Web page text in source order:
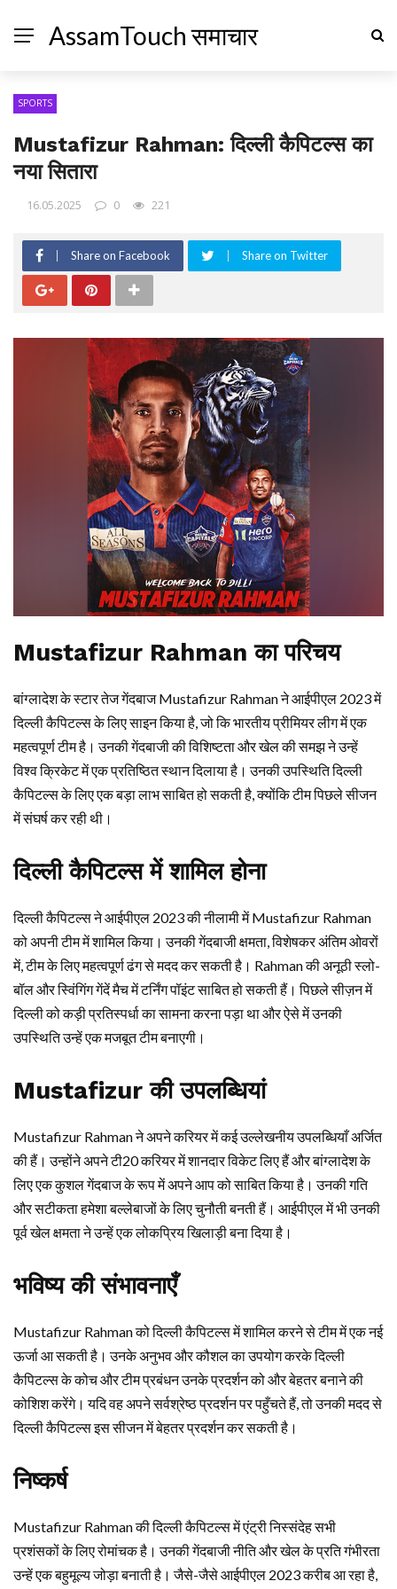
AssamTouch समाचार
SPORTS
Mustafizur Rahman: दिल्ली कैपिटल्स का
नया सितारा
16.05.2025 0 221
Share on Facebook Share on Twitter
Mustafizur Rahman का परिचय
बांग्लादेश के स्टार तेज गेंदबाज Mustafizur Rahman ने आईपीएल 2023 में
दिल्ली कैपिटल्स के लिए साइन किया है, जो कि भारतीय प्रीमियर लीग में एक
महत्वपूर्ण टीम है। उनकी गेंदबाजी की विशिष्टता और खेल की समझ ने उन्हें
विश्व क्रिकेट में एक प्रतिष्ठित स्थान दिलाया है। उनकी उपस्थिति दिल्ली
कैपिटल्स के लिए एक बड़ा लाभ साबित हो सकती है, क्योंकि टीम पिछले सीजन
में संघर्ष कर रही थी।
दिल्ली कैपिटल्स में शामिल होना
दिल्ली कैपिटल्स ने आईपीएल 2023 की नीलामी में Mustafizur Rahman
को अपनी टीम में शामिल किया। उनकी गेंदबाजी क्षमता, विशेषकर अंतिम ओवरों
में, टीम के लिए महत्वपूर्ण ढंग से मदद कर सकती है। Rahman की अनूठी स्लो-
बॉल और स्विंगिंग गेंदें मैच में टर्निंग पॉइंट साबित हो सकती हैं। पिछले सीज़न में
दिल्ली को कड़ी प्रतिस्पर्धा का सामना करना पड़ा था और ऐसे में उनकी
उपस्थिति उन्हें एक मजबूत टीम बनाएगी।
Mustafizur की उपलब्धियां
Mustafizur Rahman ने अपने करियर में कई उल्लेखनीय उपलब्धियाँ अर्जित
की हैं। उन्होंने अपने टी20 करियर में शानदार विकेट लिए हैं और बांग्लादेश के
लिए एक कुशल गेंदबाज के रूप में अपने आप को साबित किया है। उनकी गति
और सटीकता हमेशा बल्लेबाजों के लिए चुनौती बनती हैं। आईपीएल में भी उनकी
पूर्व खेल क्षमता ने उन्हें एक लोकप्रिय खिलाड़ी बना दिया है।
भविष्य की संभावनाएँ
Mustafizur Rahman को दिल्ली कैपिटल्स में शामिल करने से टीम में एक नई
ऊर्जा आ सकती है। उनके अनुभव और कौशल का उपयोग करके दिल्ली
कैपिटल्स के कोच और टीम प्रबंधन उनके प्रदर्शन को और बेहतर बनाने की
कोशिश करेंगे। यदि वह अपने सर्वश्रेष्ठ प्रदर्शन पर पहुँचते हैं, तो उनकी मदद से
दिल्ली कैपिटल्स इस सीजन में बेहतर प्रदर्शन कर सकती है।
निष्कर्ष
Mustafizur Rahman की दिल्ली कैपिटल्स में एंट्री निस्संदेह सभी
प्रशंसकों के लिए रोमांचक है। उनकी गेंदबाजी नीति और खेल के प्रति गंभीरता
उन्हें एक बहुमूल्य जोड़ा बनाती है। जैसे-जैसे आईपीएल 2023 करीब आ रहा है,